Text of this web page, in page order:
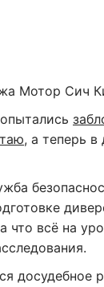
Мотор Сич
, а теперь
что всё на
досудебное